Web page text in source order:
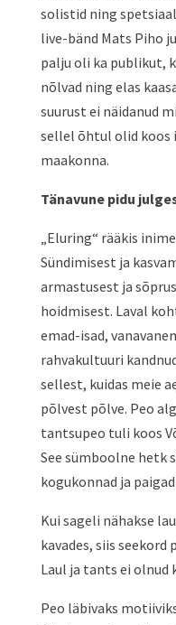
solistid ning
live-bänd Mats Piho
palju oli ka publikut,
nõlvad ning elas
suurust ei näidanud
sellel õhtul olid koos
maakonna.
Tänavune pidu
„Eluring“ rääkis
Sündimisest ja
armastusest ja
hoidmisest. Laval
emad-isad,
rahvakultuuri
sellest, kuidas meie
põlvest põlve. Peo
tantsupeo tuli koos
See sümboolne hetk
kogukonnad ja
Kui sageli nähakse
kavades, siis
Laul ja tants ei olnud
Peo läbivaks